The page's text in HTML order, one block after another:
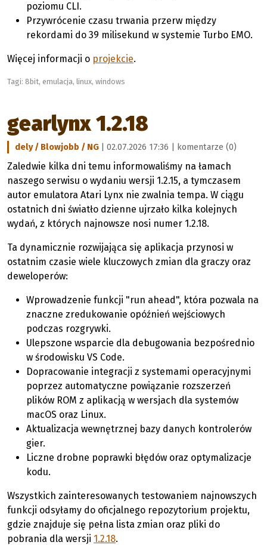
poziomu CLI.
Przywrócenie czasu trwania przerw między
rekordami do 39 milisekund w systemie Turbo EMO.
Więcej informacji o projekcie.
Tagi: 8bit, emulacja, linux, windows
gearlynx 1.2.18
dely / Blowjobb / NG | 02.07.2026 17:36 | komentarze (0)
Zaledwie kilka dni temu informowaliśmy na łamach
naszego serwisu o wydaniu wersji 1.2.15, a tymczasem
autor emulatora Atari Lynx nie zwalnia tempa. W ciągu
ostatnich dni światło dzienne ujrzało kilka kolejnych
wydań, z których najnowsze nosi numer 1.2.18.
Ta dynamicznie rozwijająca się aplikacja przynosi w
ostatnim czasie wiele kluczowych zmian dla graczy oraz
deweloperów:
Wprowadzenie funkcji "run ahead", która pozwala na
znaczne zredukowanie opóźnień wejściowych
podczas rozgrywki.
Ulepszone wsparcie dla debugowania bezpośrednio
w środowisku VS Code.
Dopracowanie integracji z systemami operacyjnymi
poprzez automatyczne powiązanie rozszerzeń
plików ROM z aplikacją w wersjach dla systemów
macOS oraz Linux.
Aktualizacja wewnętrznej bazy danych kontrolerów
gier.
Liczne drobne poprawki błędów oraz optymalizacje
kodu.
Wszystkich zainteresowanych testowaniem najnowszych
funkcji odsyłamy do oficjalnego repozytorium projektu,
gdzie znajduje się pełna lista zmian oraz pliki do
pobrania dla wersji 1.2.18.